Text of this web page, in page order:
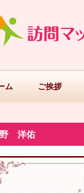
ム ご挨拶
洋佑